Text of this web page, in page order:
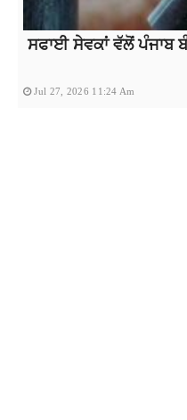
ਸਫਾਈ ਸੇਵਕਾਂ ਵੱਲੋਂ ਪੰਜਾਬ
Jul 27, 2026 11:24 Am